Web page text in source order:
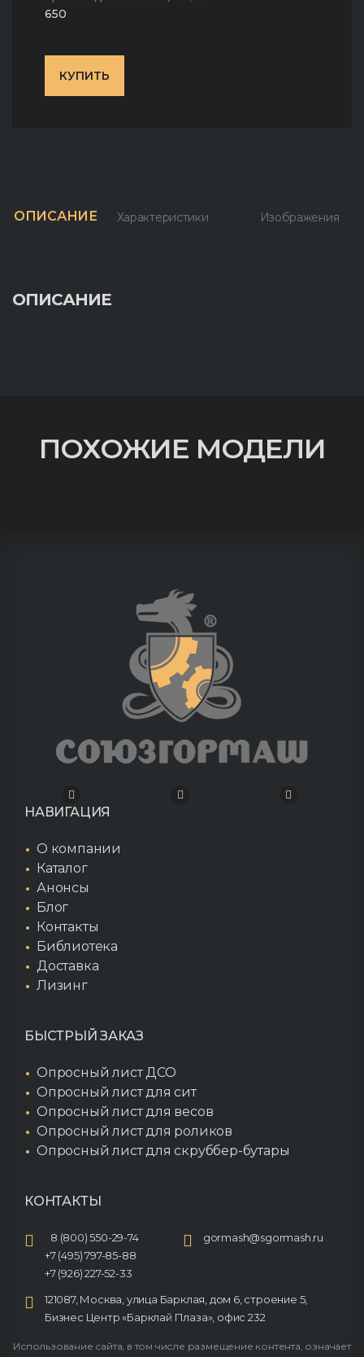
650
КУПИТЬ
ОПИСАНИЕ Характеристики Изображения
ОПИСАНИЕ
ПОХОЖИЕ МОДЕЛИ
НАВИГАЦИЯ
О компании
Каталог
Анонсы
Блог
Контакты
Библиотека
Доставка
Лизинг
БЫСТРЫЙ ЗАКАЗ
Опросный лист ДСО
Опросный лист для сит
Опросный лист для весов
Опросный лист для роликов
Опросный лист для скруббер-бутары
КОНТАКТЫ
8 (800) 550-29-74
+7 (495) 797-85-88
+7 (926) 227-52-33
gormash@sgormash.ru
121087, Москва, улица Барклая, дом 6, строение 5,
Бизнес Центр «Барклай Плаза», офис 232
Использование сайта, в том числе размещение контента, означает